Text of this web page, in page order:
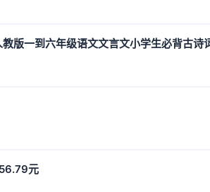
版一到六年级语文文言文小学生必背古诗
元